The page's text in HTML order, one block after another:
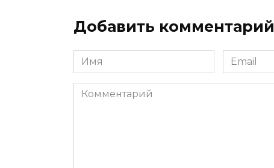
Добавить комментарий
Имя Email
Комментарий